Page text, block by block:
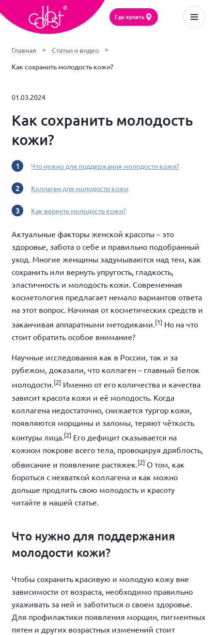
Где купить
Главная Статьи и видео
Как сохранить молодость кожи?
01.03.2024
Как сохранить молодость
кожи?
Что нужно для поддержания молодости кожи?
Коллаген для молодости кожи
Как вернуть молодость кожи?
Актуальные факторы женской красоты – это
здоровье, забота о себе и правильно подобранный
уход. Многие женщины задумываются над тем, как
сохранить или вернуть упругость, гладкость,
эластичность и молодость кожи. Современная
косметология предлагает немало вариантов ответа
на этот вопрос. Начиная от косметических средств и
заканчивая аппаратными методиками. [1] Но на что
стоит обратить особое внимание?
Научные исследования как в России, так и за
рубежом, доказали, что коллаген – главный белок
молодости. [2] Именно от его количества и качества
зависит красота кожи и её молодость. Когда
коллагена недостаточно, снижается тургор кожи,
появляются морщины и заломы, теряют чёткость
контуры лица.[2] Его дефицит сказывается на
кожном покрове всего тела, провоцируя дряблость,
обвисание и появление растяжек. [2] О том, как
бороться с нехваткой коллагена и как можно
дольше продлить свою молодость и красоту
читайте в нашей статье.
Что нужно для поддержания
молодости кожи?
Чтобы сохранить красивую и молодую кожу вне
зависимости от возраста, необходимо правильно
ухаживать за ней и заботиться о своем здоровье.
Для профилактики появления морщин, пигментных
пятен и других возрастных изменений стоит